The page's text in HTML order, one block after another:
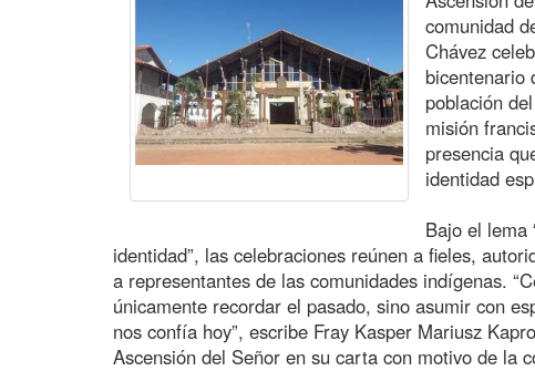
comunidad
Chávez
bicentenario
población
misión
presencia
identidad
Bajo el lema
identidad”, las celebraciones reúnen a fieles,
a representantes de las comunidades indígenas.
únicamente recordar el pasado, sino asumir con
nos confía hoy”, escribe Fray Kasper Mariusz
Ascensión del Señor en su carta con motivo de la